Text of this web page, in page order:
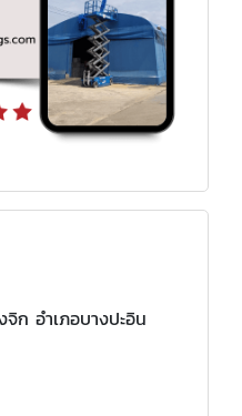
ก อำเภอบางปะอิน